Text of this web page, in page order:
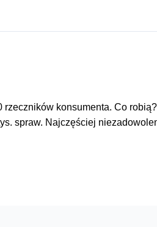
rzeczników konsumenta. Co
spraw. Najczęściej